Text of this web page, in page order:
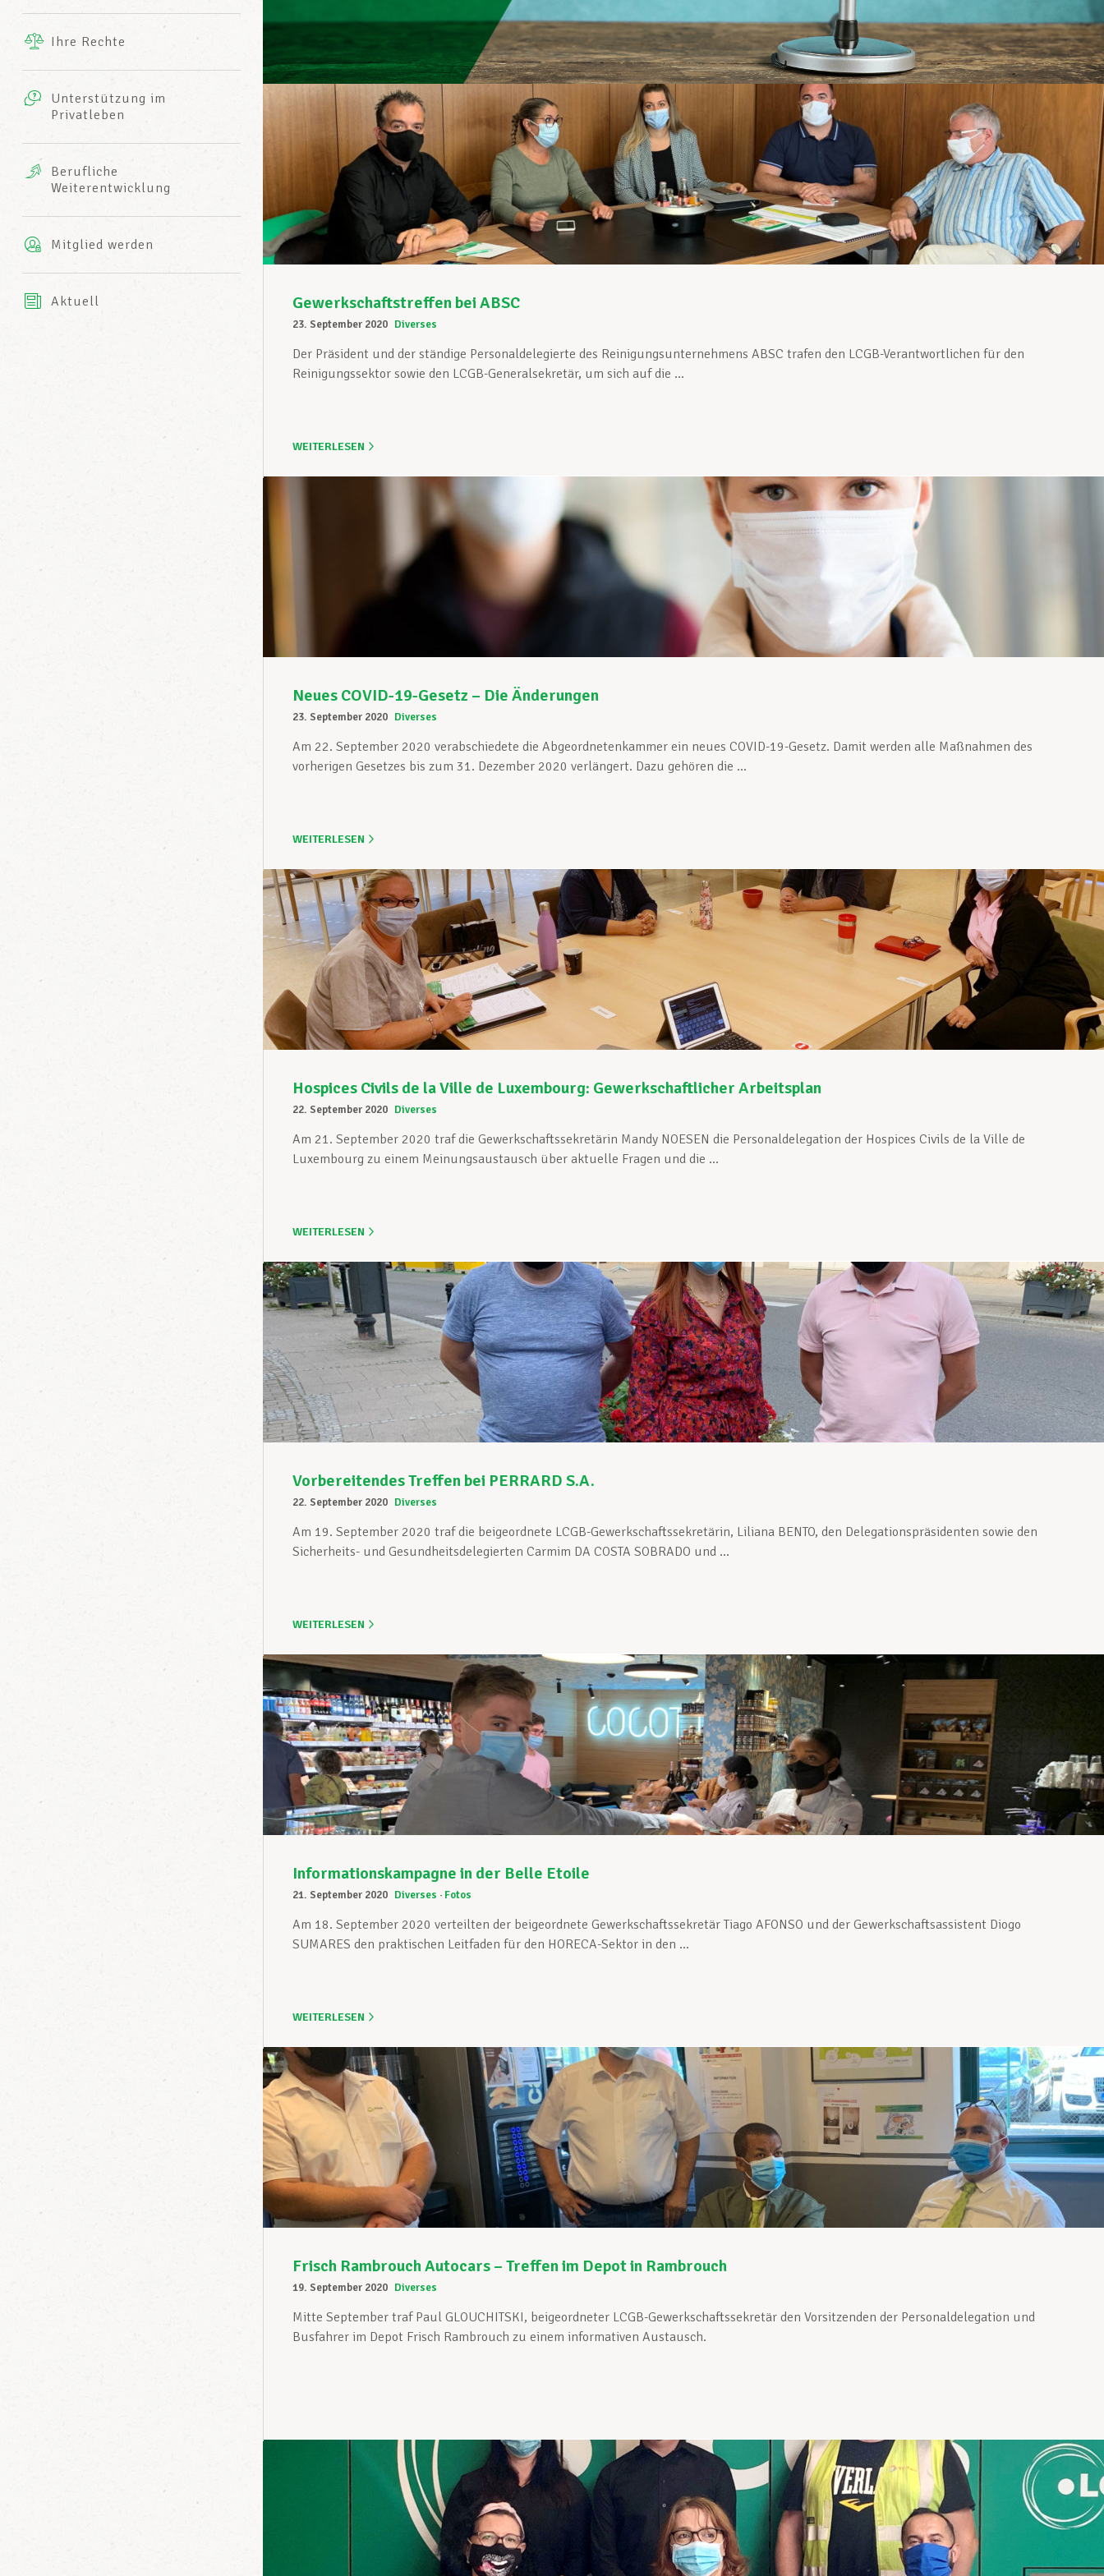
INFO-CENTER
des LCGBs
Ihre Rechte
Unterstützung im
Privatleben
Leistungen
Mutuelle
AXA
Berufliche
Weiterentwicklung
Mitglied werden
Aktuell Gewerkschaftstreffen bei ABSC
23. September 2020 Diverses
Der Präsident und der ständige Personaldelegierte des Reinigungsunternehmens ABSC trafen den LCGB-Verantwortlichen für den
Reinigungssektor sowie den LCGB-Generalsekretär, um sich auf die ...
WEITERLESEN
Neues COVID-19-Gesetz – Die Änderungen
23. September 2020 Diverses
Am 22. September 2020 verabschiedete die Abgeordnetenkammer ein neues COVID-19-Gesetz. Damit werden alle Maßnahmen des
vorherigen Gesetzes bis zum 31. Dezember 2020 verlängert. Dazu gehören die ...
WEITERLESEN
Hospices Civils de la Ville de Luxembourg: Gewerkschaftlicher Arbeitsplan
22. September 2020 Diverses
Am 21. September 2020 traf die Gewerkschaftssekretärin Mandy NOESEN die Personaldelegation der Hospices Civils de la Ville de
Luxembourg zu einem Meinungsaustausch über aktuelle Fragen und die ...
WEITERLESEN
Vorbereitendes Treffen bei PERRARD S.A.
22. September 2020 Diverses
Am 19. September 2020 traf die beigeordnete LCGB-Gewerkschaftssekretärin, Liliana BENTO, den Delegationspräsidenten sowie den
Sicherheits- und Gesundheitsdelegierten Carmim DA COSTA SOBRADO und ...
WEITERLESEN
Informationskampagne in der Belle Etoile
21. September 2020 Diverses Fotos
Am 18. September 2020 verteilten der beigeordnete Gewerkschaftssekretär Tiago AFONSO und der Gewerkschaftsassistent Diogo
SUMARES den praktischen Leitfaden für den HORECA-Sektor in den ...
WEITERLESEN
Frisch Rambrouch Autocars – Treffen im Depot in Rambrouch
19. September 2020 Diverses
Mitte September traf Paul GLOUCHITSKI, beigeordneter LCGB-Gewerkschaftssekretär den Vorsitzenden der Personaldelegation und
Busfahrer im Depot Frisch Rambrouch zu einem informativen Austausch.